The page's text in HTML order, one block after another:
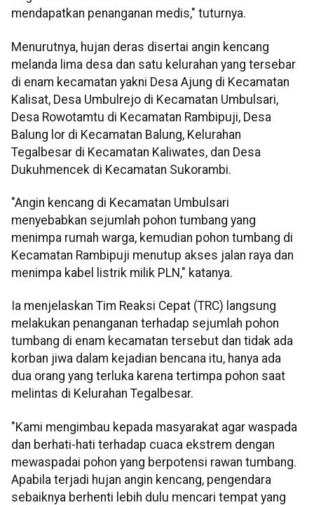
mendapatkan penanganan medis," tuturnya.
Menurutnya, hujan deras disertai angin kencang
melanda lima desa dan satu kelurahan yang tersebar
di enam kecamatan yakni Desa Ajung di Kecamatan
Kalisat, Desa Umbulrejo di Kecamatan Umbulsari,
Desa Rowotamtu di Kecamatan Rambipuji, Desa
Balung lor di Kecamatan Balung, Kelurahan
Tegalbesar di Kecamatan Kaliwates, dan Desa
Dukuhmencek di Kecamatan Sukorambi.
"Angin kencang di Kecamatan Umbulsari
menyebabkan sejumlah pohon tumbang yang
menimpa rumah warga, kemudian pohon tumbang di
Kecamatan Rambipuji menutup akses jalan raya dan
menimpa kabel listrik milik PLN," katanya.
Ia menjelaskan Tim Reaksi Cepat (TRC) langsung
melakukan penanganan terhadap sejumlah pohon
tumbang di enam kecamatan tersebut dan tidak ada
korban jiwa dalam kejadian bencana itu, hanya ada
dua orang yang terluka karena tertimpa pohon saat
melintas di Kelurahan Tegalbesar.
"Kami mengimbau kepada masyarakat agar waspada
dan berhati-hati terhadap cuaca ekstrem dengan
mewaspadai pohon yang berpotensi rawan tumbang.
Apabila terjadi hujan angin kencang, pengendara
sebaiknya berhenti lebih dulu mencari tempat yang